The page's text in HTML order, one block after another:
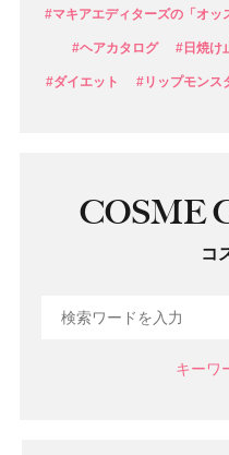
#マキアエディターズの「オッ
#ヘアカタログ #日焼け
#ダイエット #リップモンス
COSME
コ
キーワ